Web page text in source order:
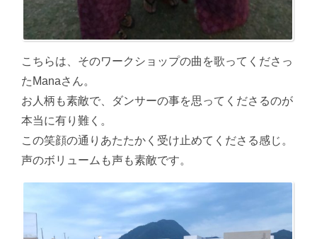
こちらは、そのワークショップの曲を歌ってくださっ
たManaさん。
お人柄も素敵で、ダンサーの事を思ってくださるのが
本当に有り難く。
この笑顔の通りあたたかく受け止めてくださる感じ。
声のボリュームも声も素敵です。